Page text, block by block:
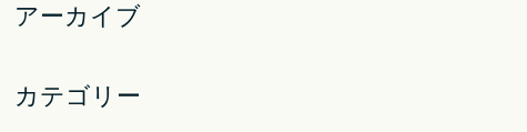
アーカイブ
カテゴリー